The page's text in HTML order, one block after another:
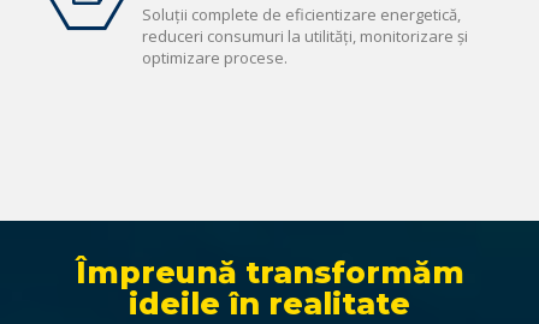
Soluții complete de eficientizare energetică,
reduceri consumuri la utilități, monitorizare și
optimizare procese.
Împreună transformăm
ideile în realitate